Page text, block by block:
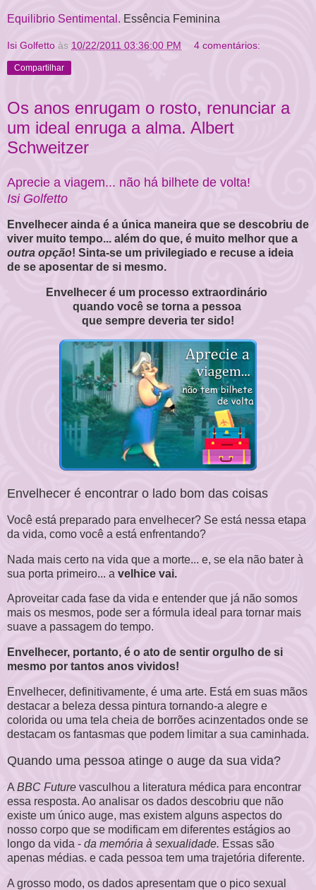
Equilibrio Sentimental. Essência Feminina
Isi Golfetto às 10/22/2011 03:36:00 PM 4 comentários:
Compartilhar
Os anos enrugam o rosto, renunciar a
um ideal enruga a alma. Albert
Schweitzer
Aprecie a viagem... não há bilhete de volta!
Isi Golfetto
Envelhecer ainda é a única maneira que se descobriu de
viver muito tempo... além do que, é muito melhor que a
outra opção! Sinta-se um privilegiado e recuse a ideia
de se aposentar de si mesmo.
Envelhecer é um processo extraordinário
quando você se torna a pessoa
que sempre deveria ter sido!
Envelhecer é encontrar o lado bom das coisas
Você está preparado para envelhecer? Se está nessa etapa
da vida, como você a está enfrentando?
Nada mais certo na vida que a morte... e, se ela não bater à
sua porta primeiro... a velhice vai.
Aproveitar cada fase da vida e entender que já não somos
mais os mesmos, pode ser a fórmula ideal para tornar mais
suave a passagem do tempo.
Envelhecer, portanto, é o ato de sentir orgulho de si
mesmo por tantos anos vividos!
Envelhecer, definitivamente, é uma arte. Está em suas mãos
destacar a beleza dessa pintura tornando-a alegre e
colorida ou uma tela cheia de borrões acinzentados onde se
destacam os fantasmas que podem limitar a sua caminhada.
Quando uma pessoa atinge o auge da sua vida?
A BBC Future vasculhou a literatura médica para encontrar
essa resposta. Ao analisar os dados descobriu que não
existe um único auge, mas existem alguns aspectos do
nosso corpo que se modificam em diferentes estágios ao
longo da vida - da memória à sexualidade. Essas são
apenas médias. e cada pessoa tem uma trajetória diferente.
A grosso modo, os dados apresentam que o pico sexual